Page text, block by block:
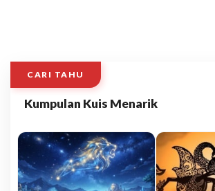
CARI TAHU
Kumpulan Kuis Menarik